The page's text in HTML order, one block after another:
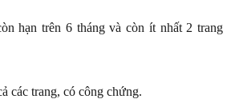
hạn trên 6 tháng và còn ít nhất 2 trang
các trang, có công chứng.